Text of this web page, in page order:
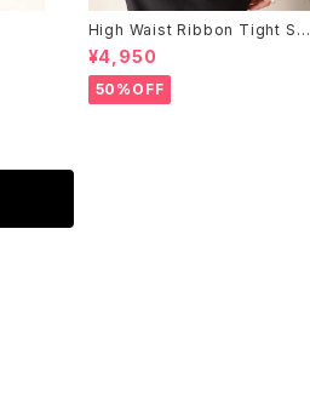
High Waist Ribbon Tight Skir
t¥4,950
50%OFF